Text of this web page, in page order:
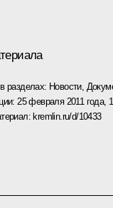
разделах: Новости,
25 февраля 2011 года,
kremlin.ru/d/10433